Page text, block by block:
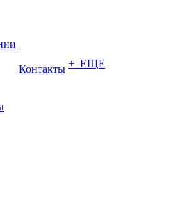
Контакты + ЕЩЕ